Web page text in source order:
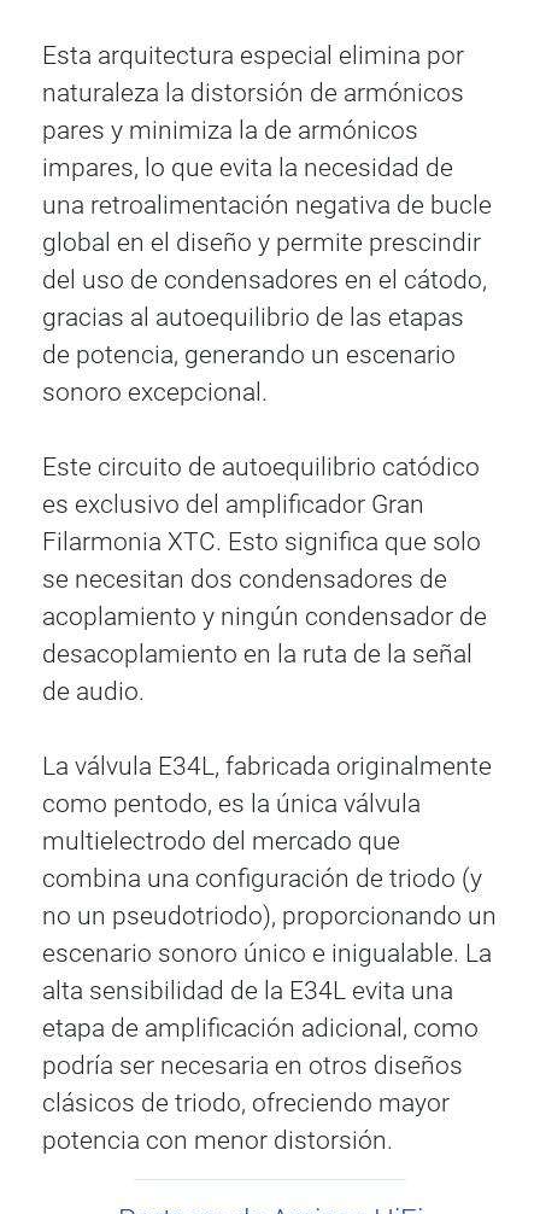
Esta arquitectura especial elimina por
naturaleza la distorsión de armónicos
pares y minimiza la de armónicos
impares, lo que evita la necesidad de
una retroalimentación negativa de bucle
global en el diseño y permite prescindir
del uso de condensadores en el cátodo,
gracias al autoequilibrio de las etapas
de potencia, generando un escenario
sonoro excepcional.
Este circuito de autoequilibrio catódico
es exclusivo del amplificador Gran
Filarmonia XTC. Esto significa que solo
se necesitan dos condensadores de
acoplamiento y ningún condensador de
desacoplamiento en la ruta de la señal
de audio.
La válvula E34L, fabricada originalmente
como pentodo, es la única válvula
multielectrodo del mercado que
combina una configuración de triodo (y
no un pseudotriodo), proporcionando un
escenario sonoro único e inigualable. La
alta sensibilidad de la E34L evita una
etapa de amplificación adicional, como
podría ser necesaria en otros diseños
clásicos de triodo, ofreciendo mayor
potencia con menor distorsión.